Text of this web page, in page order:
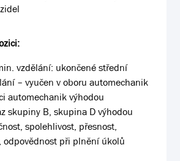
vzdělání: ukončené střední
– vyučen v oboru automechanik
automechanik výhodou
skupiny B, skupina D výhodou
spolehlivost, přesnost,
odpovědnost při plnění úkolů